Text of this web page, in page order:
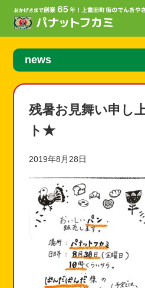
news
残暑お見舞い申し
ト★
2019年8月28日